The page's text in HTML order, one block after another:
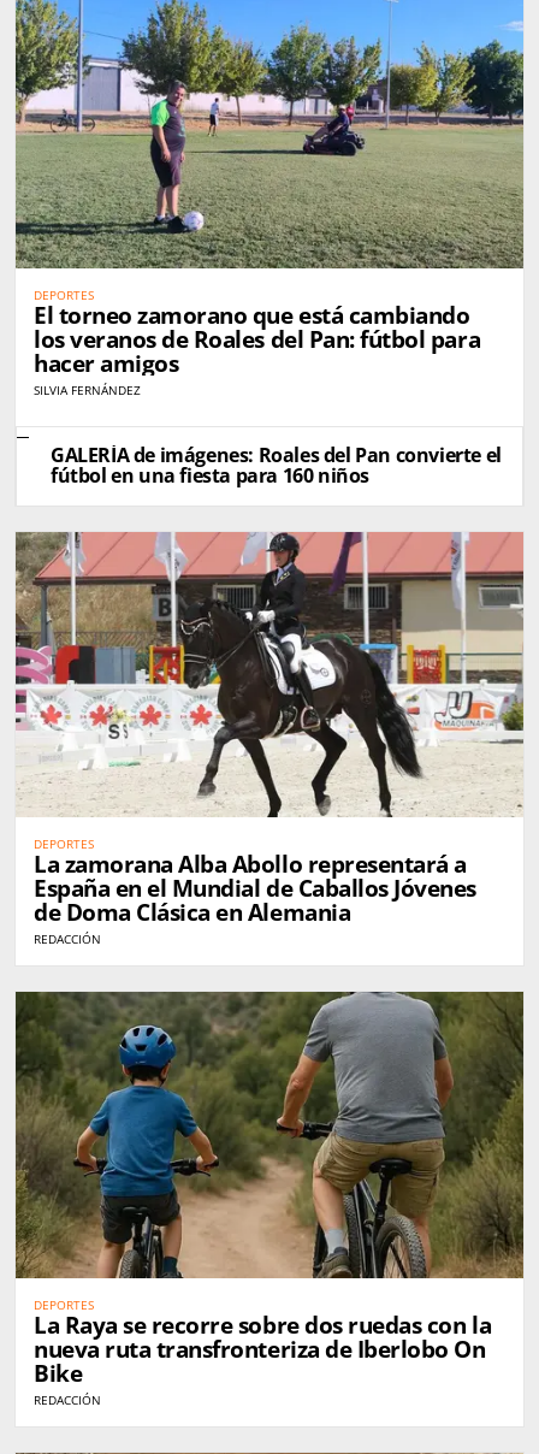
DEPORTES
El torneo zamorano que está cambiando
los veranos de Roales del Pan: fútbol para
hacer amigos
SILVIA FERNÁNDEZ
GALERÍA de imágenes: Roales del Pan convierte el
fútbol en una fiesta para 160 niños
DEPORTES
La zamorana Alba Abollo representará a
España en el Mundial de Caballos Jóvenes
de Doma Clásica en Alemania
REDACCIÓN
DEPORTES
La Raya se recorre sobre dos ruedas con la
nueva ruta transfronteriza de Iberlobo On
Bike
REDACCIÓN